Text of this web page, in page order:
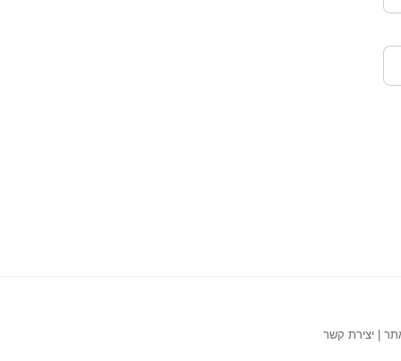
|יצירת קשר